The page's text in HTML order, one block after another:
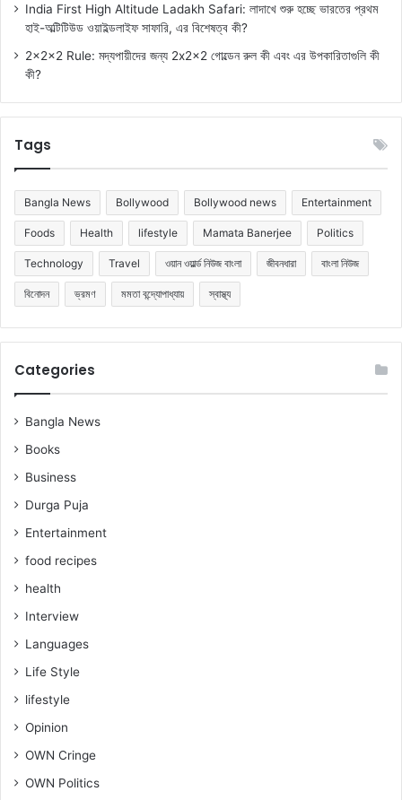
India First High Altitude Ladakh Safari: লাদাখে শুরু হচ্ছে ভারতের প্রথম
হাই-অল্টিটিউড ওয়াইল্ডলাইফ সাফারি, এর বিশেষত্ব কী?
2x2x2 Rule: মদ্যপায়ীদের জন্য 2x2x2 গোল্ডেন রুল কী এবং এর উপকারিতাগুলি কী
কী?
Tags
Bangla News Bollywood Bollywood news Entertainment
Foods Health lifestyle Mamata Banerjee Politics
Technology Travel ওয়ান ওয়ার্ল্ড নিউজ বাংলা জীবনধারা বাংলা নিউজ
বিনোদন ভ্রমণ মমতা বন্দ্যোপাধ্যায় স্বাস্থ্য
Categories
Bangla News
Books
Business
Durga Puja
Entertainment
food recipes
health
Interview
Languages
Life Style
lifestyle
Opinion
OWN Cringe
OWN Politics